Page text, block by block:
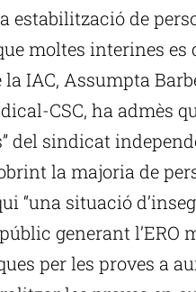
estabilització de
moltes interines es
la IAC, Assumpta
CSC, ha admès
del sindicat
la majoria de
“una situació
generant l’ERO
per les proves a